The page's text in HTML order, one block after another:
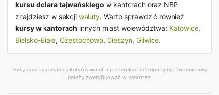
kursu dolara tajwańskiego w kantorach oraz NBP
znajdziesz w sekcji waluty. Warto sprawdzić również
kursy w kantorach innych miast województwa: Katowice,
Bielsko-Biała, Częstochowa, Cieszyn, Gliwice.
Powyższe zestawienie kursów walut ma charakter informacyjny. Podane ceny
należy zweryfikować w kantorze.